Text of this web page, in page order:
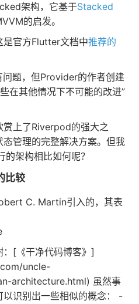
架构，它基于Stacked
的启发。
是官方Flutter文档中推荐的
题，但Provider的作者创建
在其他情况下不可能的改进”
赏上了Riverpod的强大之
管理的完整解决方案。但我
架构相比如何呢？
比较
C. Martin引入的，其表
：[《干净代码博客》]
uncle-
architecture.html) 虽然事
识别出一些相似的概念： -